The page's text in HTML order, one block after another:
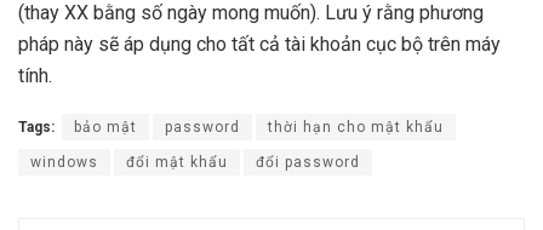
(thay XX bằng số ngày mong muốn). Lưu ý rằng phương
pháp này sẽ áp dụng cho tất cả tài khoản cục bộ trên máy
tính.
Tags: bảo mật password thời hạn cho mật khẩu
windows đổi mật khẩu đổi password